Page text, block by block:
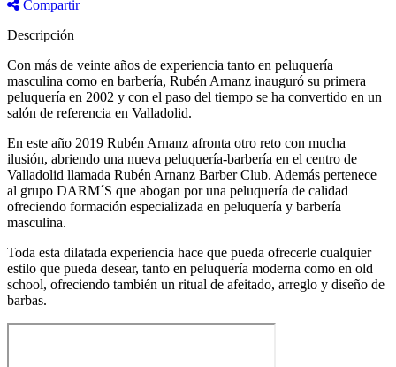
Compartir
Descripción
Con más de veinte años de experiencia tanto en peluquería
masculina como en barbería, Rubén Arnanz inauguró su primera
peluquería en 2002 y con el paso del tiempo se ha convertido en un
salón de referencia en Valladolid.
En este año 2019 Rubén Arnanz afronta otro reto con mucha
ilusión, abriendo una nueva peluquería-barbería en el centro de
Valladolid llamada Rubén Arnanz Barber Club. Además pertenece
al grupo DARM´S que abogan por una peluquería de calidad
ofreciendo formación especializada en peluquería y barbería
masculina.
Toda esta dilatada experiencia hace que pueda ofrecerle cualquier
estilo que pueda desear, tanto en peluquería moderna como en old
school, ofreciendo también un ritual de afeitado, arreglo y diseño de
barbas.